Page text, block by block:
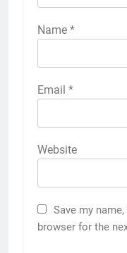
Name *
Email *
Website
Save my
browser for the